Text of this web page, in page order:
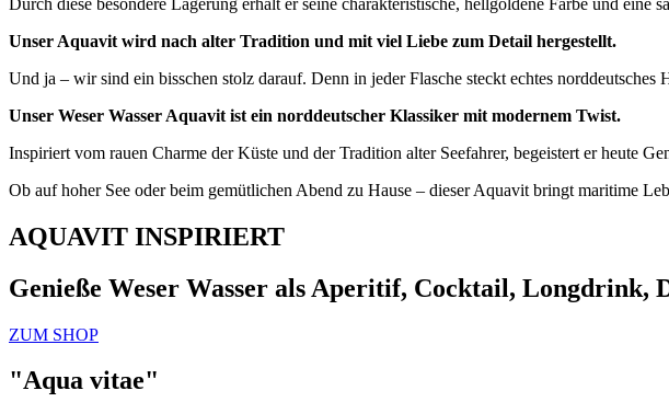
Unser Aquavit wird nach alter Tradition und mit viel Liebe zum Detail hergestellt.
Und ja – wir sind ein bisschen stolz darauf. Denn in jeder Flasche steckt echtes
Unser Weser Wasser Aquavit ist ein norddeutscher Klassiker mit modernem Twist.
Inspiriert vom rauen Charme der Küste und der Tradition alter Seefahrer, begeistert er heute
Ob auf hoher See oder beim gemütlichen Abend zu Hause – dieser Aquavit bringt maritime
AQUAVIT INSPIRIERT
Genieße Weser Wasser als Aperitif, Cocktail, Longdrink,
ZUM SHOP
"Aqua vitae"